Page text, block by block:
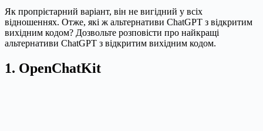
Як пропрієтарний варіант, він не вигідний у всіх
відношеннях. Отже, які ж альтернативи ChatGPT з відкритим
вихідним кодом? Дозвольте розповісти про найкращі
альтернативи ChatGPT з відкритим вихідним кодом.
1. OpenChatKit